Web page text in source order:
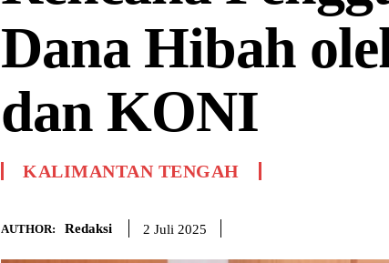
Dana Hibah
dan KONI
KALIMANTAN TENGAH
AUTHOR: Redaksi 2 Juli 2025